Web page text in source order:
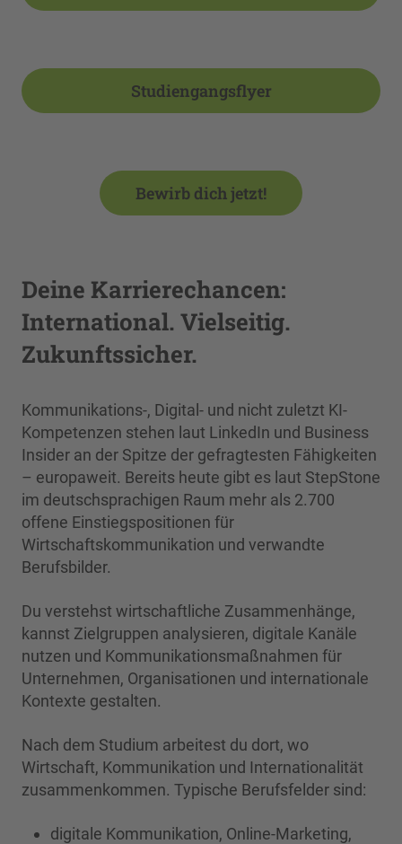
Studiengangsflyer
Bewirb dich jetzt!
Deine Karrierechancen:
International. Vielseitig.
Zukunftssicher.
Kommunikations-, Digital- und nicht zuletzt KI-
Kompetenzen stehen laut LinkedIn und Business
Insider an der Spitze der gefragtesten Fähigkeiten
– europaweit. Bereits heute gibt es laut StepStone
im deutschsprachigen Raum mehr als 2.700
offene Einstiegspositionen für
Wirtschaftskommunikation und verwandte
Berufsbilder.
Du verstehst wirtschaftliche Zusammenhänge,
kannst Zielgruppen analysieren, digitale Kanäle
nutzen und Kommunikationsmaßnahmen für
Unternehmen, Organisationen und internationale
Kontexte gestalten.
Nach dem Studium arbeitest du dort, wo
Wirtschaft, Kommunikation und Internationalität
zusammenkommen. Typische Berufsfelder sind:
digitale Kommunikation, Online-Marketing,